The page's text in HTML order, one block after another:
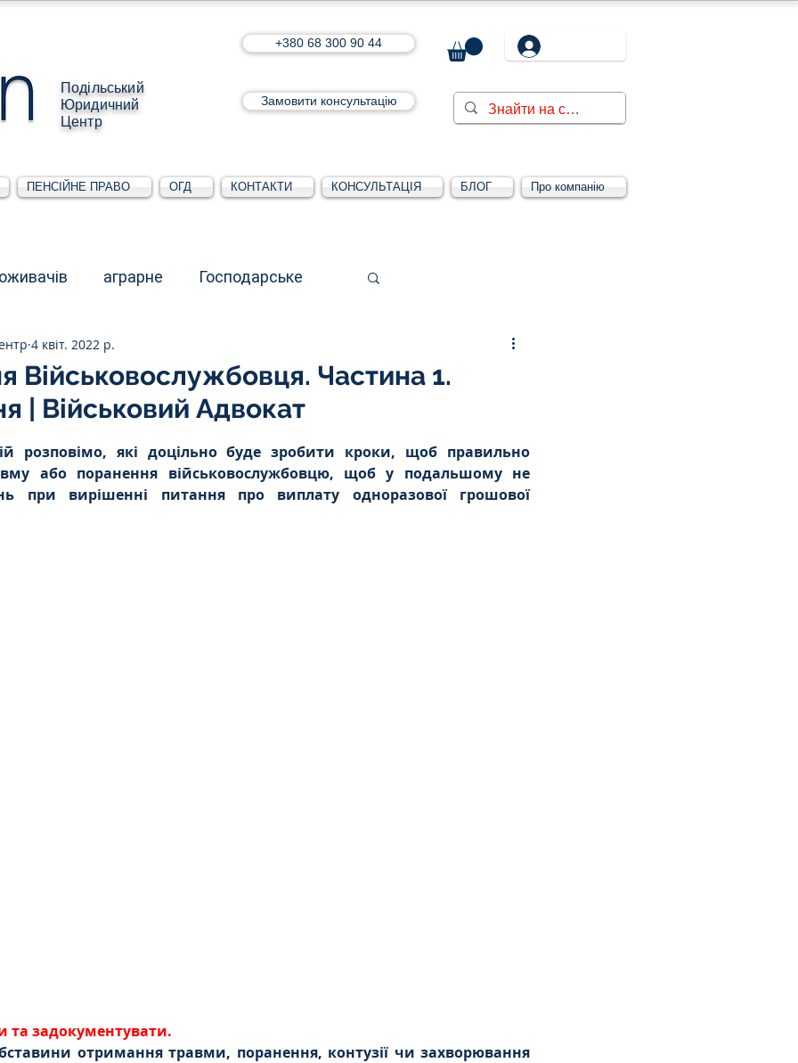
Подільський
Юридичний
Центр
+380 68 300 90 44
Замовити консультацію
ПЕНСІЙНЕ ПРАВО ОГД КОНТАКТИ КОНСУЛЬТАЦІЯ БЛОГ Про компанію
аграрне Господарське
Для юридичних осіб
Інтелектуальна власність
Адміністративі порушення
Військовослужбовця. Частина 1.
| Військовий Адвокат
4 квіт. 2022 р.
розповімо, які доцільно буде зробити кроки, щоб правильно
або поранення військовослужбовцю, щоб у подальшому не
при вирішенні питання про виплату одноразової грошової
та задокументувати.
отримання травми, поранення, контузії чи захворювання